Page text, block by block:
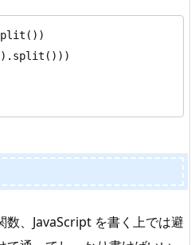
数、JavaScript を書く上では避